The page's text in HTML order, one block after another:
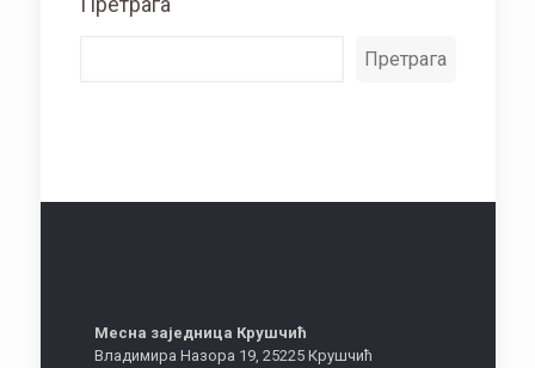
Претрага
Месна заједница Крушчић
Владимира Назора 19, 25225 Крушчић